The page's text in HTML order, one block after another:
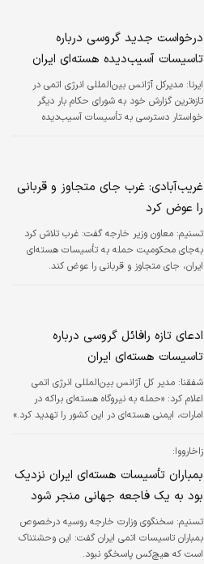
نگرانی ایجاد کرده است.
درخواست جدید گروسی درباره
تاسیسات آسیب‌دیده هسته‌ای ایران
ایرنا: مدیرکل آژانس بین‌المللی انرژی اتمی در
تازه‌ترین گزارش خود به شورای حکام بار دیگر
خواستار دسترسی به تأسیسات آسیب‌دیده
غریب‌آبادی: غرب جای متجاوز و قربانی
را عوض کرد
تسنیم: معاون وزیر خارجه گفت: غرب تلاش کرد
به‌جای محکومیت حمله به تأسیسات هسته‌ای
ایران، جای متجاوز و قربانی را عوض کند.
ادعای تازه رافائل گروسی درباره
تاسیسات هسته‌ای ایران
شفقنا: مدیر کل آژانس بین‌المللی انرژی اتمی
اعلام کرد: «حمله به نیروگاه هسته‌ای براکه در
امارات، ایمنی هسته‌ای در این کشور را تهدید کرد.»
زاخارووا:
بمباران تأسیسات هسته‌ای ایران نزدیک
بود به یک فاجعه جهانی منجر شود
تسنیم: سخنگوی وزارت خارجه روسیه درخصوص
بمباران تاسیسات اتمی ایران گفت: این وحشتناک
است که هیچ‌کس پاسخگو نبود.